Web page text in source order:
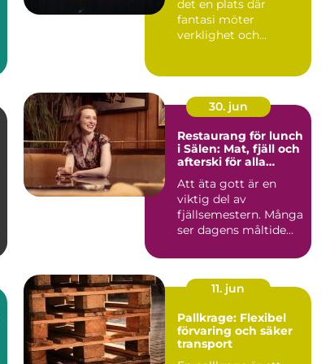
det en plats där
fantasi möter
verklighet och
30. jun
Restaurang för lunch
i Sälen: Mat, fjäll och
afterski för alla
Att äta gott är en
viktig del av
fjällsemestern. Många
ser dagens måltide...
11. jun
Pallkrage: Flexibel
förvaring och säker
transport